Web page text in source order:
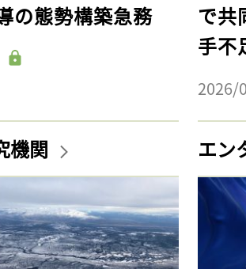
の態勢構築急務
で共
手不
2026/
機関 エン